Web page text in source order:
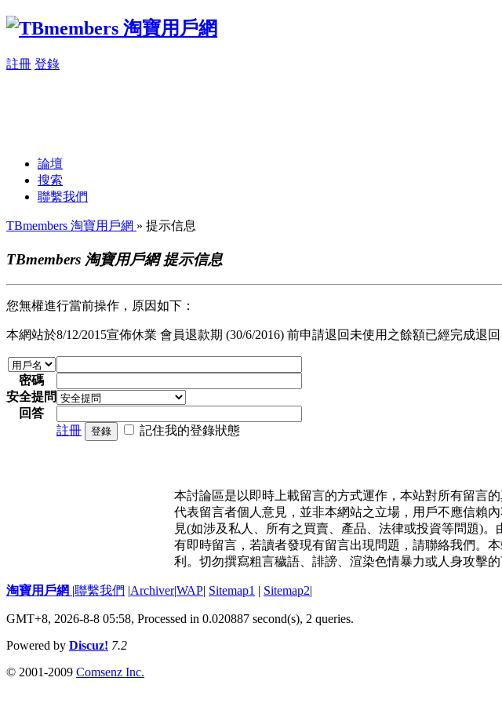
註冊 登錄
論壇
搜索
聯繫我們
TBmembers 淘寶用戶網 » 提示信息
TBmembers 淘寶用戶網 提示信息
您無權進行當前操作，原因如下：
本網站於8/12/2015宣佈休業 會員退款期 (30/6/2016) 前申請退回未使用之餘額已經完成退
密碼
安全提問
回答
註冊
登錄 記住我的登錄狀態
本討論區是以即時上載留言的方式運作，本站對所有留言
代表留言者個人意見，並非本網站之立場，用戶不應信賴
見(如涉及私人、所有之買賣、產品、法律或投資等問題)
有即時留言，若讀者發現有留言出現問題，請聯絡我們。
利。切勿撰寫粗言穢語、誹謗、渲染色情暴力或人身攻擊
淘寶用戶網 |聯繫我們 |Archiver|WAP| Sitemap1 | Sitemap2|
GMT+8, 2026-8-8 05:58, Processed in 0.020887 second(s), 2 queries.
Powered by Discuz! 7.2
© 2001-2009 Comsenz Inc.